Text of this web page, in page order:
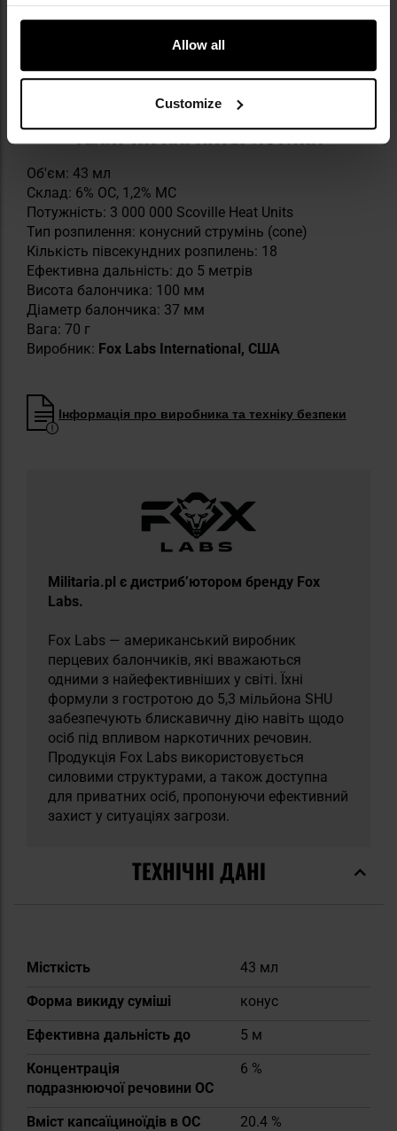
Allow all
Customize
ТЕХНІЧНІ ХАРАКТЕРИСТИКИ
Об'єм: 43 мл
Склад: 6% OC, 1,2% MC
Потужність: 3 000 000 Scoville Heat Units
Тип розпилення: конусний струмінь (cone)
Кількість півсекундних розпилень: 18
Ефективна дальність: до 5 метрів
Висота балончика: 100 мм
Діаметр балончика: 37 мм
Вага: 70 г
Виробник: Fox Labs International, США
Інформація про виробника та техніку безпеки
Militaria.pl є дистриб’ютором бренду Fox
Labs.
Fox Labs — американський виробник
перцевих балончиків, які вважаються
одними з найефективніших у світі. Їхні
формули з гостротою до 5,3 мільйона SHU
забезпечують блискавичну дію навіть щодо
осіб під впливом наркотичних речовин.
Продукція Fox Labs використовується
силовими структурами, а також доступна
для приватних осіб, пропонуючи ефективний
захист у ситуаціях загрози.
ТЕХНІЧНІ ДАНІ
Докладніше
Місткість
43 мл
Форма викиду суміші
конус
Ефективна дальність до
5 м
Концентрація
подразнюючої речовини OC
6 %
Вміст капсаїциноїдів в OC 20.4 %